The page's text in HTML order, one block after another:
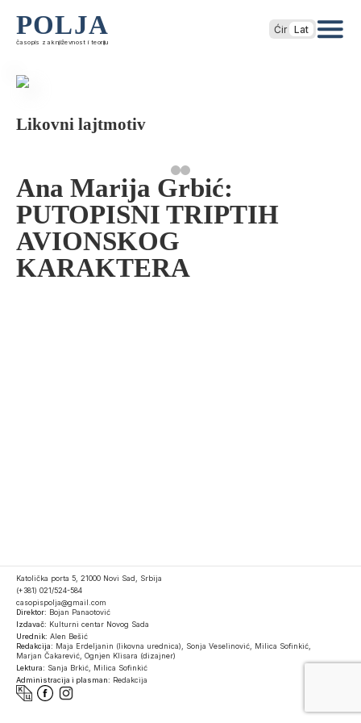
POLJA
časopis za književnost i teoriju
Ćir Lat
Likovni lajtmotiv
Ana Marija Grbić:
PUTOPISNI TRIPTIH
AVIONSKOG
KARAKTERA
Katolička porta 5, 21000 Novi Sad, Srbija
(+381) 021/524-584
casopispolja@gmail.com
Direktor: Bojan Panaotović
Izdavač: Kulturni centar Novog Sada
Urednik: Alen Bešić
Redakcija: Maja Erdeljanin (likovna urednica), Sonja Veselinović, Milica Sofinkić,
Marjan Čakarević, Ognjen Klisara (dizajner)
Lektura: Sanja Brkić, Milica Sofinkić
Administracija i plasman: Redakcija